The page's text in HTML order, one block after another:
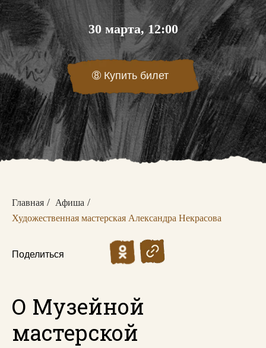
30 марта, 12:00
➇Купить билет
Главная / Афиша /
Художественная мастерская Александра Некрасова
Поделиться
О Музейной
мастерской